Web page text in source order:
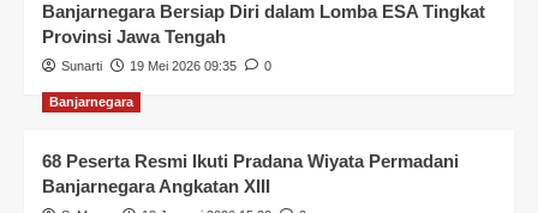
Banjarnegara Bersiap Diri dalam Lomba ESA Tingkat
Provinsi Jawa Tengah
Sunarti 19 Mei 2026 09:35 0
Banjarnegara
68 Peserta Resmi Ikuti Pradana Wiyata Permadani
Banjarnegara Angkatan XIII